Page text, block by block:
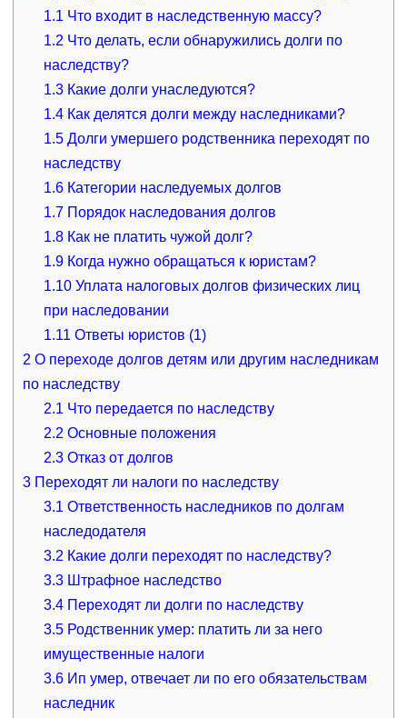
1.1 Что входит в наследственную массу?
1.2 Что делать, если обнаружились долги по
наследству?
1.3 Какие долги унаследуются?
1.4 Как делятся долги между наследниками?
1.5 Долги умершего родственника переходят по
наследству
1.6 Категории наследуемых долгов
1.7 Порядок наследования долгов
1.8 Как не платить чужой долг?
1.9 Когда нужно обращаться к юристам?
1.10 Уплата налоговых долгов физических лиц
при наследовании
1.11 Ответы юристов (1)
2 О переходе долгов детям или другим наследникам
по наследству
2.1 Что передается по наследству
2.2 Основные положения
2.3 Отказ от долгов
3Переходят ли налоги по наследству
3.1 Ответственность наследников по долгам
наследодателя
3.2 Какие долги переходят по наследству?
3.3 Штрафное наследство
3.4 Переходят ли долги по наследству
3.5 Родственник умер: платить ли за него
имущественные налоги
3.6 Ип умер, отвечает ли по его обязательствам
наследник